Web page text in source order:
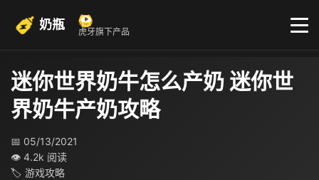
奶瓶 虎牙旗下产品
迷你世界奶牛怎么产奶 迷你世
界奶牛产奶攻略
📅 05/13/2021
👁 4.2k 阅读
🏷 游戏攻略